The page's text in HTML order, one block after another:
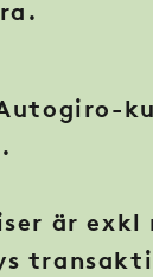
är exkl